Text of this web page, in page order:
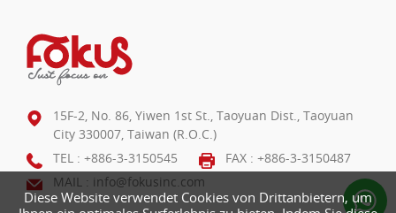
Diese Website verwendet Cookies von Drittanbietern, um
15F-2, No. 86, Yiwen 1st St., Taoyuan Dist., Taoyuan
City 330007, Taiwan (R.O.C.)
TEL : +886-3-3150545
FAX : +886-3-3150487
MAIL : info@fokusinc.com